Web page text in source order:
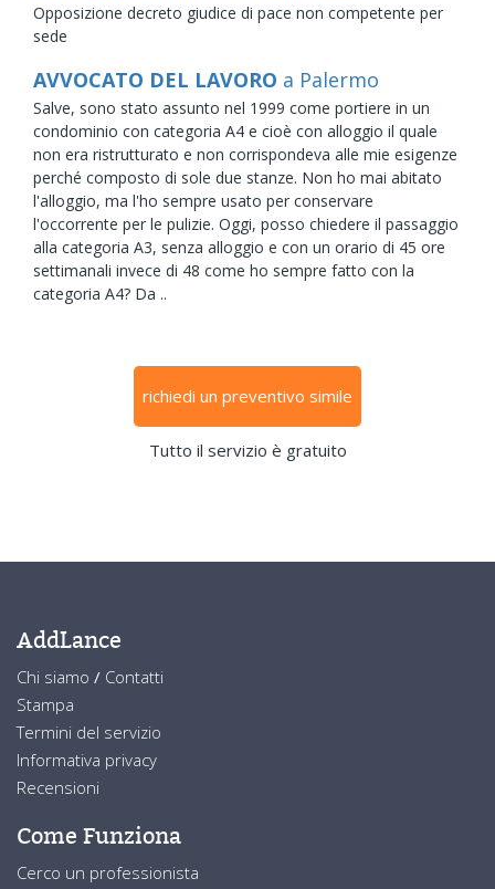
Opposizione decreto giudice di pace non competente per
sede
AVVOCATO DEL LAVORO a Palermo
Salve, sono stato assunto nel 1999 come portiere in un
condominio con categoria A4 e cioè con alloggio il quale
non era ristrutturato e non corrispondeva alle mie esigenze
perché composto di sole due stanze. Non ho mai abitato
l'alloggio, ma l'ho sempre usato per conservare
l'occorrente per le pulizie. Oggi, posso chiedere il passaggio
alla categoria A3, senza alloggio e con un orario di 45 ore
settimanali invece di 48 come ho sempre fatto con la
categoria A4? Da ..
richiedi un preventivo simile
Tutto il servizio è gratuito
AddLance
Chi siamo / Contatti
Stampa
Termini del servizio
Informativa privacy
Recensioni
Come Funziona
Cerco un professionista